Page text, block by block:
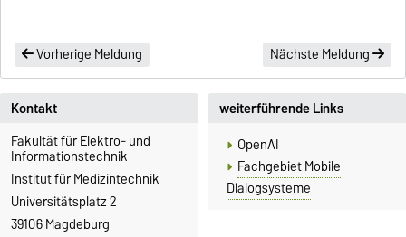
Vorherige Meldung Nächste Meldung
Kontakt
Fakultät für Elektro- und
Informationstechnik
Institut für Medizintechnik
Universitätsplatz 2
39106 Magdeburg
weiterführende Links
OpenAI
Fachgebiet Mobile
Dialogsysteme